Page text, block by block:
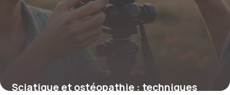
Sciatique et ostéopathie : techniques